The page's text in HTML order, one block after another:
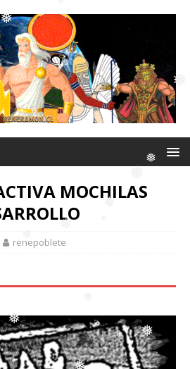
❅
❅
❅ ❅
❅
MOCHILAS
renepoblete